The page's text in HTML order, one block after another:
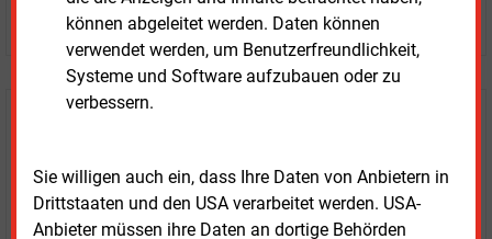
können abgeleitet werden. Daten können
verwendet werden, um Benutzerfreundlichkeit,
Systeme und Software aufzubauen oder zu
verbessern.
Sie willigen auch ein, dass Ihre Daten von Anbietern in
Drittstaaten und den USA verarbeitet werden. USA-
Anbieter müssen ihre Daten an dortige Behörden
JETZT KOSTENLOS TESTEN